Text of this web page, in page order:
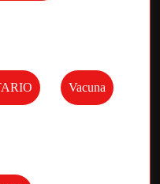
Vacuna